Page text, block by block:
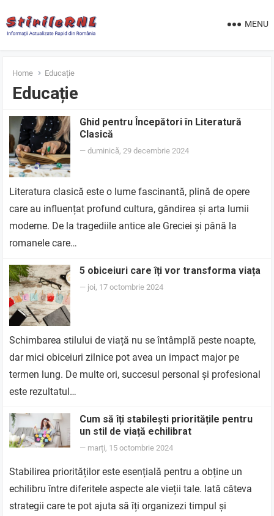
MENU
Home Educație
Educație
Ghid pentru Începători în Literatură
Clasică
—duminică, 29 decembrie 2024
Literatura clasică este o lume fascinantă, plină de opere
care au influențat profund cultura, gândirea și arta lumii
moderne. De la tragediile antice ale Greciei și până la
romanele care…
5 obiceiuri care îți vor transforma viața
— joi, 17 octombrie 2024
Schimbarea stilului de viață nu se întâmplă peste noapte,
dar mici obiceiuri zilnice pot avea un impact major pe
termen lung. De multe ori, succesul personal și profesional
este rezultatul…
Cum să îți stabilești prioritățile pentru
un stil de viață echilibrat
— marți, 15 octombrie 2024
Stabilirea priorităților este esențială pentru a obține un
echilibru între diferitele aspecte ale vieții tale. Iată câteva
strategii care te pot ajuta să îți organizezi timpul și